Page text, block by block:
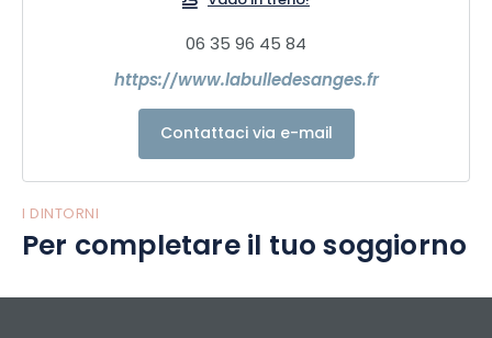
06 35 96 45 84
https://www.labulledesanges.fr
Contattaci via e-mail
I DINTORNI
Per completare il tuo soggiorno